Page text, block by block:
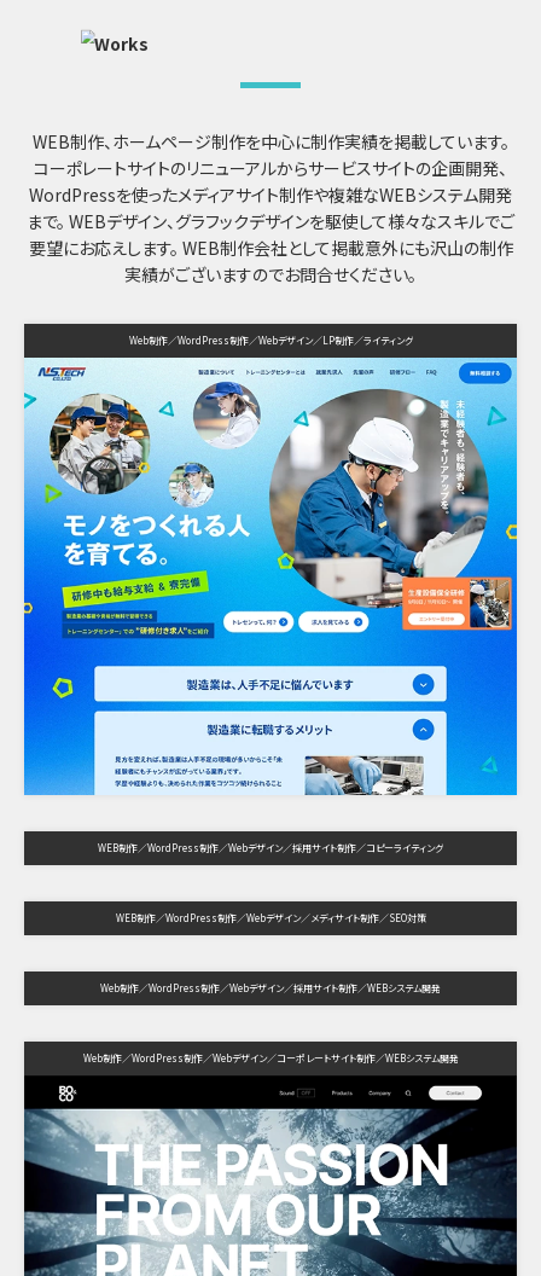
WEB制作、ホームページ制作を中心に制作実績を掲載しています。
コーポレートサイトのリニューアルからサービスサイトの企画開発、
WordPressを使ったメディアサイト制作や複雑なWEBシステム開発
まで。 WEBデザイン、グラフックデザインを駆使して様々なスキルでご
要望にお応えします。 WEB制作会社として掲載意外にも沢山の制作
実績がございますのでお問合せください。
Web制作 WordPress制作 Webデザイン LP制作 ライティング
WEB制作 WordPress制作 Webデザイン 採用サイト制作 コピーライティング
WEB制作 WordPress制作 Webデザイン メディサイト制作 SEO対策
Web制作 WordPress制作 Webデザイン 採用サイト制作 WEBシステム開発
Web制作 WordPress制作 Webデザイン コーポレートサイト制作 WEBシステム開発